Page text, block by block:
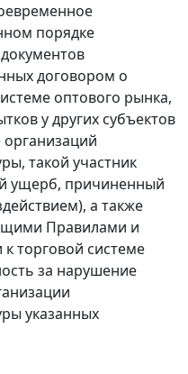
порядке
договором о
оптового рынка,
у других субъектов
такой участник
ущерб, причиненный
а также
Правилами и
торговой системе
за нарушение
указанных